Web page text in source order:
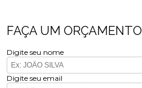
FAÇA UM ORÇAMENTO
Digite seu nome
Digite seu email